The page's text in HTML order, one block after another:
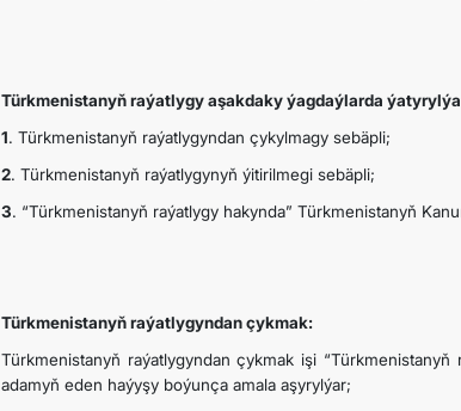
Türkmenistanyň raýatlygy aşakdaky ýagdaýlarda
1. Türkmenistanyň raýatlygyndan çykylmagy sebäpli;
2. Türkmenistanyň raýatlygynyň ýitirilmegi sebäpli;
3. “Türkmenistanyň raýatlygy hakynda” Türkmenistanyň
Türkmenistanyň raýatlygyndan çykmak:
Türkmenistanyň raýatlygyndan çykmak işi
adamyň eden haýyşy boýunça amala aşyrylýar;